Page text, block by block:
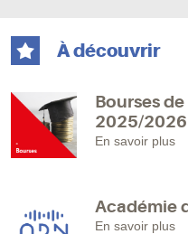
À découvrir
Bourses
2025/2026
En savoir plus
Académie
En savoir plus